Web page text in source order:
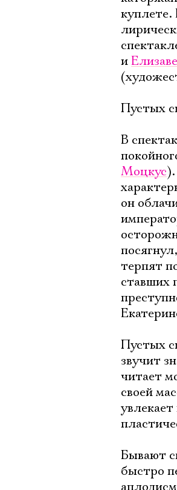
куплете.
и
Пустых
В
Моцкус
он
терпят
ставших
Пустых
звучит
читает
своей
Бывают
быстро